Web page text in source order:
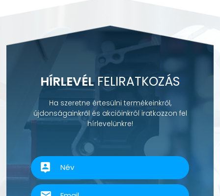
HÍRLEVÉLFELIRATKOZÁS
Ha szeretne értesülni termékeinkről,
újdonságainkről és akcióinkról iratkozzon fel
hírlevelünkre!